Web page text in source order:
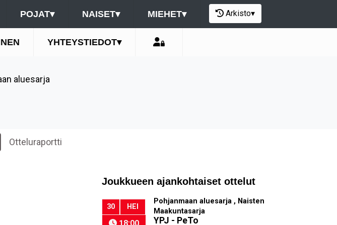
POJAT▾ NAISET▾ MIEHET▾ Arkisto▾
YHTEYSTIEDOT▾
aluesarja
Otteluraportti
Joukkueen ajankohtaiset ottelut
30 HEI
Pohjanmaan aluesarja , Naisten
Maakuntasarja
YPJ - PeTo